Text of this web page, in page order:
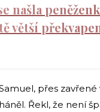
našla
větší
přes
Řekl, že není